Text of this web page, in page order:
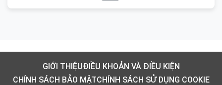
GIỚI THIỆUĐIỀU KHOẢN VÀ ĐIỀU KIỆN
CHÍNH SÁCH BẢO MẬTCHÍNH SÁCH SỬ DỤNG COOKIE